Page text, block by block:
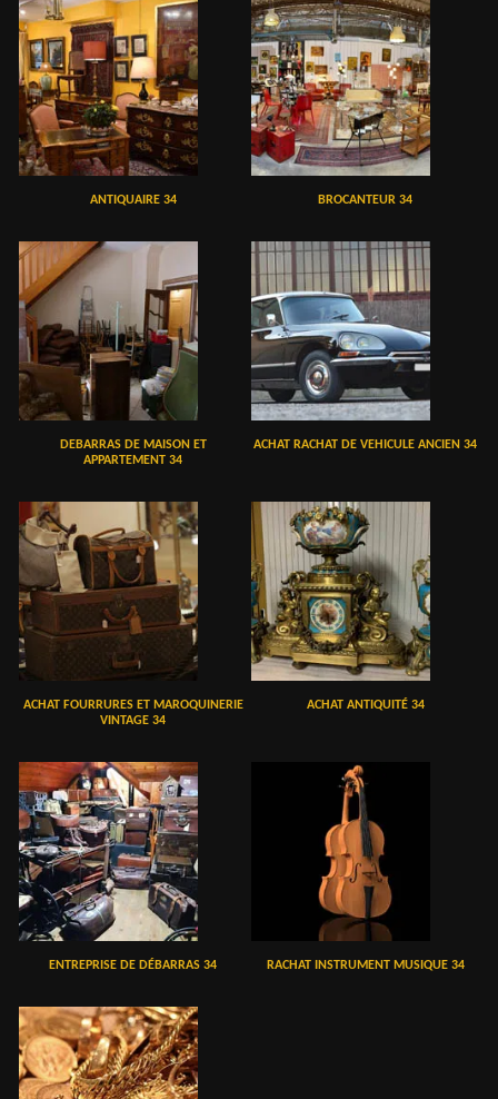
ANTIQUAIRE 34 BROCANTEUR 34
DEBARRAS DE MAISON ET
APPARTEMENT 34
ACHAT RACHAT DE VEHICULE ANCIEN 34
ACHAT FOURRURES ET MAROQUINERIE
VINTAGE 34
ACHAT ANTIQUITÉ 34
ENTREPRISE DE DÉBARRAS 34 RACHAT INSTRUMENT MUSIQUE 34